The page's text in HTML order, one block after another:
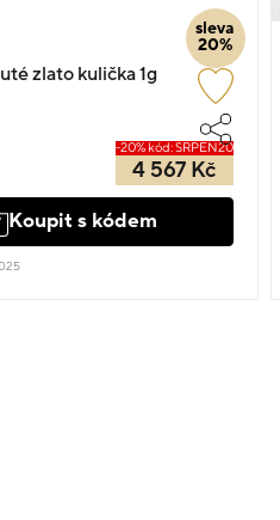
sleva
20%
zlato kulička 1g
-20% kód: SRPEN20
4 567 Kč
Koupit s kódem